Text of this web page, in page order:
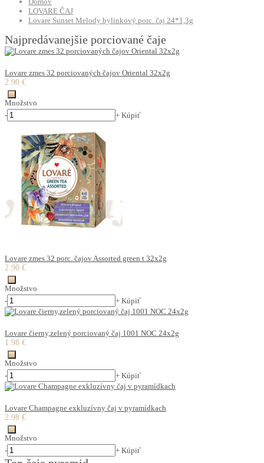
LOVARE ČAJ
Lovare Sunset Melody bylinkový porc. čaj 24*1,3g
Najpredávanejšie porciované čaje
Lovare zmes 32 porciovaných čajov Oriental 32x2g
2.90 €
Množstvo
-
+ Kúpiť
Lovare zmes 32 porc. čajov Assorted green t 32x2g
2.90 €
Množstvo
-
+ Kúpiť
Lovare čierny,zelený porciovaný čaj 1001 NOC 24x2g
1.98 €
Množstvo
-
+ Kúpiť
Lovare Champagne exkluzívny čaj v pyramídkach
2.98 €
Množstvo
-
+ Kúpiť